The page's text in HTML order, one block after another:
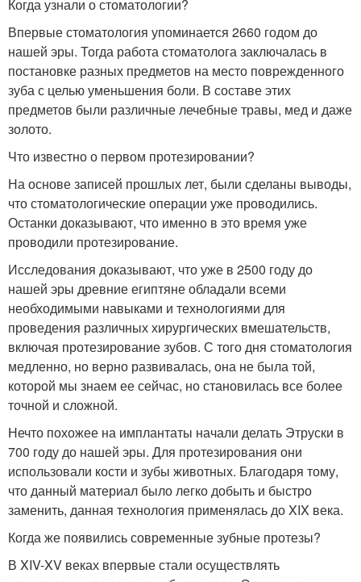
Когда узнали о стоматологии?
Впервые стоматология упоминается 2660 годом до
нашей эры. Тогда работа стоматолога заключалась в
постановке разных предметов на место поврежденного
зуба с целью уменьшения боли. В составе этих
предметов были различные лечебные травы, мед и даже
золото.
Что известно о первом протезировании?
На основе записей прошлых лет, были сделаны выводы,
что стоматологические операции уже проводились.
Останки доказывают, что именно в это время уже
проводили протезирование.
Исследования доказывают, что уже в 2500 году до
нашей эры древние египтяне обладали всеми
необходимыми навыками и технологиями для
проведения различных хирургических вмешательств,
включая протезирование зубов. С того дня стоматология
медленно, но верно развивалась, она не была той,
которой мы знаем ее сейчас, но становилась все более
точной и сложной.
Нечто похожее на имплантаты начали делать Этруски в
700 году до нашей эры. Для протезирования они
использовали кости и зубы животных. Благодаря тому,
что данный материал было легко добыть и быстро
заменить, данная технология применялась до XIX века.
Когда же появились современные зубные протезы?
В XIV-XV веках впервые стали осуществлять